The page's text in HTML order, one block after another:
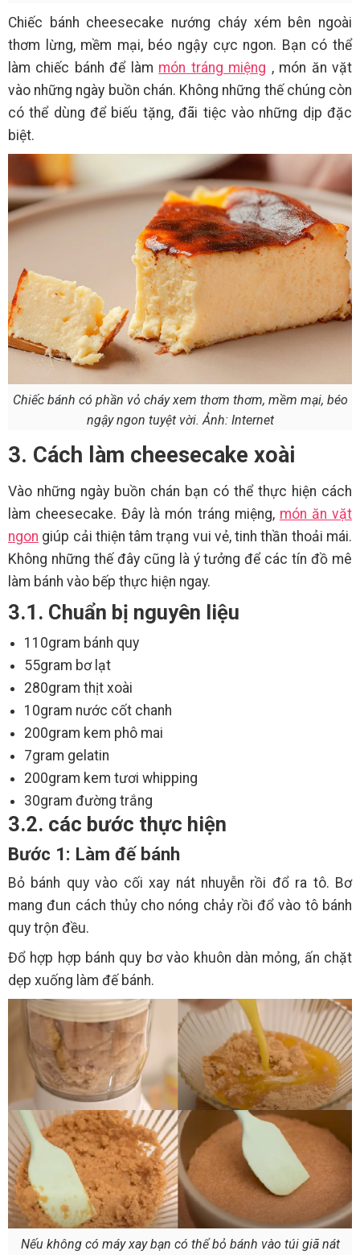
Chiếc bánh cheesecake nướng cháy xém bên ngoài
thơm lừng, mềm mại, béo ngậy cực ngon. Bạn có thể
làm chiếc bánh để làm món tráng miệng , món ăn vặt
vào những ngày buồn chán. Không những thế chúng còn
có thể dùng để biếu tặng, đãi tiệc vào những dịp đặc
biệt.
Chiếc bánh có phần vỏ cháy xem thơm thơm, mềm mại, béo
ngậy ngon tuyệt vời. Ảnh: Internet
3. Cách làm cheesecake xoài
Vào những ngày buồn chán bạn có thể thực hiện cách
làm cheesecake. Đây là món tráng miệng, món ăn vặt
ngon giúp cải thiện tâm trạng vui vẻ, tinh thần thoải mái.
Không những thế đây cũng là ý tưởng để các tín đồ mê
làm bánh vào bếp thực hiện ngay.
3.1. Chuẩn bị nguyên liệu
110gram bánh quy
55gram bơ lạt
280gram thịt xoài
10gram nước cốt chanh
200gram kem phô mai
7gram gelatin
200gram kem tươi whipping
30gram đường trắng
3.2. các bước thực hiện
Bước 1: Làm đế bánh
Bỏ bánh quy vào cối xay nát nhuyễn rồi đổ ra tô. Bơ
mang đun cách thủy cho nóng chảy rồi đổ vào tô bánh
quy trộn đều.
Đổ hợp hợp bánh quy bơ vào khuôn dàn mỏng, ấn chặt
dẹp xuống làm đế bánh.
Nếu không có máy xay bạn có thể bỏ bánh vào túi giã nát